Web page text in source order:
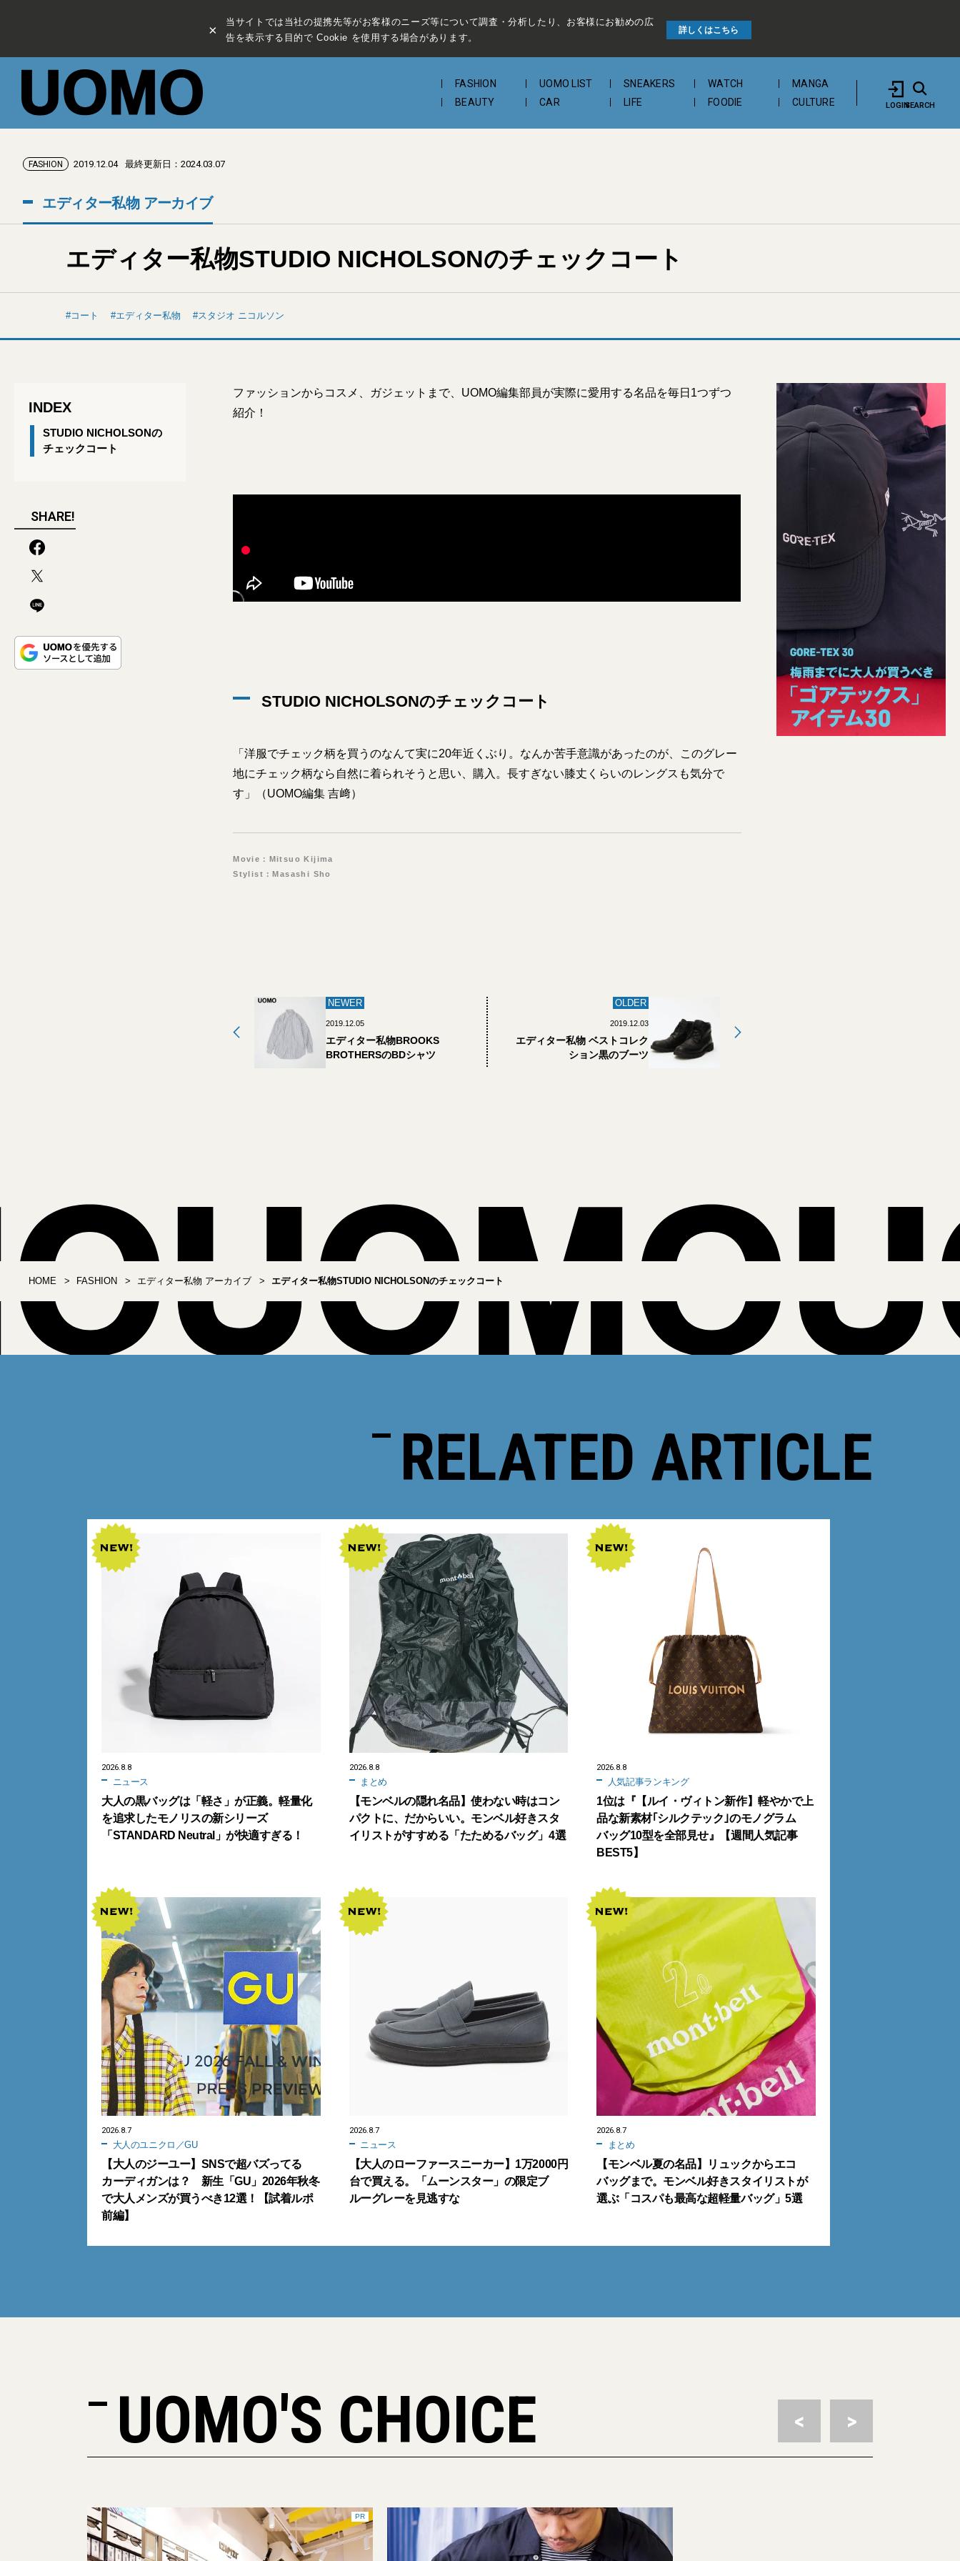
×
当サイトでは当社の提携先等がお客様のニーズ等について調査・分析したり、お客様にお勧めの広
告を表示する目的で Cookie を使用する場合があります。
詳しくはこちら
FASHION UOMO LIST SNEAKERS WATCH
MANGA
BEAUTY
CAR LIFE FOODIE CULTURE LOGINSEARCH
FASHION 2019.12.04 最終更新日：2024.03.07
エディター私物 アーカイブ
エディター私物STUDIO NICHOLSONのチェックコート
コート エディター私物 スタジオ ニコルソン
INDEX
STUDIO NICHOLSONの
チェックコート
SHARE!
ファッションからコスメ、ガジェットまで、UOMO編集部員が実際に愛用する名品を毎日1つずつ
紹介！
STUDIO NICHOLSONのチェックコート
「洋服でチェック柄を買うのなんて実に20年近くぶり。なんか苦手意識があったのが、このグレー
地にチェック柄なら自然に着られそうと思い、購入。長すぎない膝丈くらいのレングスも気分で
す」（UOMO編集 吉﨑）
Movie：Mitsuo Kijima
Stylist：Masashi Sho
NEWER
2019.12.05
エディター私物BROOKS
BROTHERSのBDシャツ
OLDER
2019.12.03
エディター私物 ベストコレク
ション黒のブーツ
HOME FASHION エディター私物 アーカイブ エディター私物STUDIO NICHOLSONのチェックコート
RELATED ARTICLE
2026.8.8
ニュース
大人の黒バッグは「軽さ」が正義。軽量化
を追求したモノリスの新シリーズ
「STANDARD Neutral」が快適すぎる！
2026.8.8
まとめ
【モンベルの隠れ名品】使わない時はコン
パクトに、だからいい。モンベル好きスタ
イリストがすすめる「たためるバッグ」4選
2026.8.8
人気記事ランキング
1位は『【ルイ・ヴィトン新作】軽やかで上
品な新素材｢シルクテック｣のモノグラム
バッグ10型を全部見せ』【週間人気記事
BEST5】
2026.8.7
大人のユニクロ／GU
【大人のジーユー】SNSで超バズってる
カーディガンは？ 新生「GU」2026年秋冬
で大人メンズが買うべき12選！【試着ルポ
前編】
2026.8.7
ニュース
【大人のローファースニーカー】1万2000円
台で買える。「ムーンスター」の限定ブ
ルーグレーを見逃すな
2026.8.7
まとめ
【モンベル夏の名品】リュックからエコ
バッグまで。モンベル好きスタイリストが
選ぶ「コスパも最高な超軽量バッグ」5選
UOMO'S CHOICE
PR